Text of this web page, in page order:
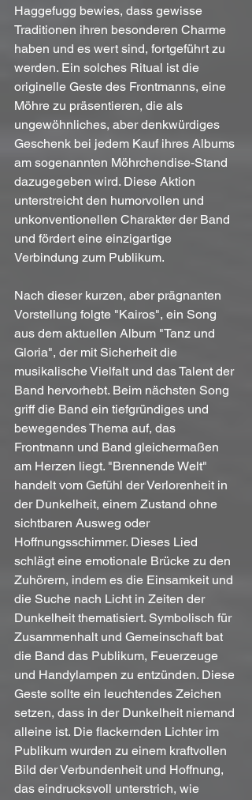
Haggefugg bewies, dass gewisse
Traditionen ihren besonderen Charme
haben und es wert sind, fortgeführt zu
werden. Ein solches Ritual ist die
originelle Geste des Frontmanns, eine
Möhre zu präsentieren, die als
ungewöhnliches, aber denkwürdiges
Geschenk bei jedem Kauf ihres Albums
am sogenannten Möhrchendise-Stand
dazugegeben wird. Diese Aktion
unterstreicht den humorvollen und
unkonventionellen Charakter der Band
und fördert eine einzigartige
Verbindung zum Publikum.
Nach dieser kurzen, aber prägnanten
Vorstellung folgte "Kairos", ein Song
aus dem aktuellen Album "Tanz und
Gloria", der mit Sicherheit die
musikalische Vielfalt und das Talent der
Band hervorhebt. Beim nächsten Song
griff die Band ein tiefgründiges und
bewegendes Thema auf, das
Frontmann und Band gleichermaßen
am Herzen liegt. "Brennende Welt"
handelt vom Gefühl der Verlorenheit in
der Dunkelheit, einem Zustand ohne
sichtbaren Ausweg oder
Hoffnungsschimmer. Dieses Lied
schlägt eine emotionale Brücke zu den
Zuhörern, indem es die Einsamkeit und
die Suche nach Licht in Zeiten der
Dunkelheit thematisiert. Symbolisch für
Zusammenhalt und Gemeinschaft bat
die Band das Publikum, Feuerzeuge
und Handylampen zu entzünden. Diese
Geste sollte ein leuchtendes Zeichen
setzen, dass in der Dunkelheit niemand
alleine ist. Die flackernden Lichter im
Publikum wurden zu einem kraftvollen
Bild der Verbundenheit und Hoffnung,
das eindrucksvoll unterstrich, wie